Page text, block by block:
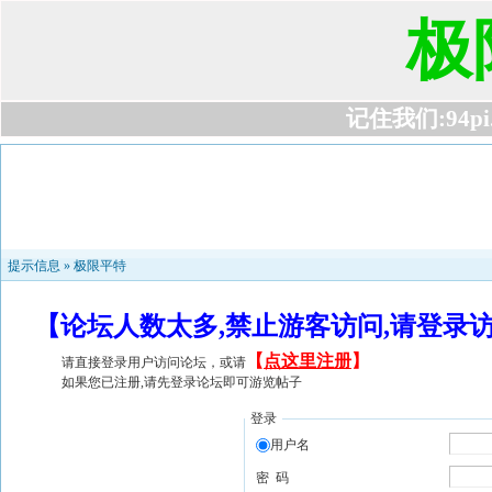
极
记住我们
提示信息 » 极限平特
【论坛人数太多,禁止游客访问,请登
请直接登录用户访问论坛，或请 【 点这里注册】
如果您已注册,请先登录论坛即可游览帖子
登录
用户名
密 码